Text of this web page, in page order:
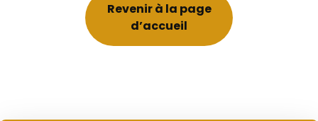
Revenir à la page
d’accueil